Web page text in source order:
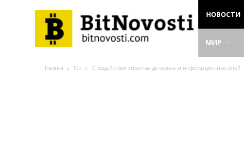
НОВОСТИ
МИР
Главная Top О воздействии открытых денежных и информационных сетей